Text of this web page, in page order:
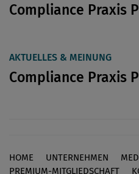
Compliance Praxis
AKTUELLES & MEINUNG
Compliance Praxis
Footer
HOME UNTERNEHMEN
PREMIUM-MITGLIEDSCHAFT